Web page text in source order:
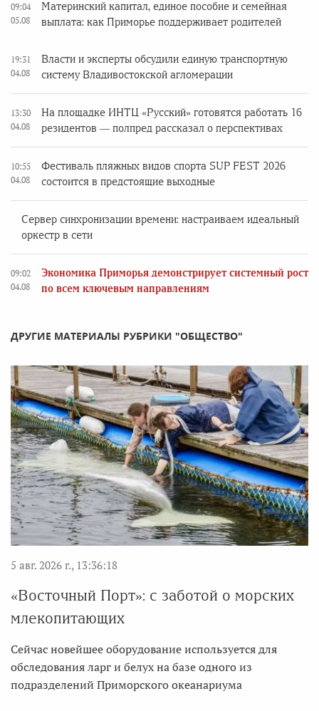
09:04
05.08
Материнский капитал, единое пособие и семейная
выплата: как Приморье поддерживает родителей
19:31
04.08
Власти и эксперты обсудили единую транспортную
систему Владивостокской агломерации
13:30
04.08
На площадке ИНТЦ «Русский» готовятся работать 16
резидентов — полпред рассказал о перспективах
10:55
04.08
Фестиваль пляжных видов спорта SUP FEST 2026
состоится в предстоящие выходные
Сервер синхронизации времени: настраиваем идеальный
оркестр в сети
09:02
04.08
Экономика Приморья демонстрирует системный рост
по всем ключевым направлениям
ДРУГИЕ МАТЕРИАЛЫ РУБРИКИ "ОБЩЕСТВО"
5 авг. 2026 г., 13:36:18
«Восточный Порт»: с заботой о морских
млекопитающих
Сейчас новейшее оборудование используется для
обследования ларг и белух на базе одного из
подразделений Приморского океанариума